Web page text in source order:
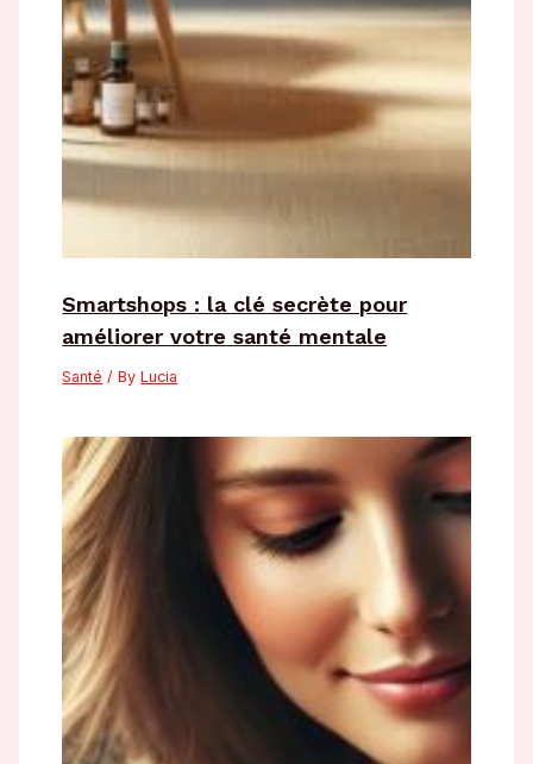
Smartshops : la clé secrète pour
améliorer votre santé mentale
Santé / ByLucia